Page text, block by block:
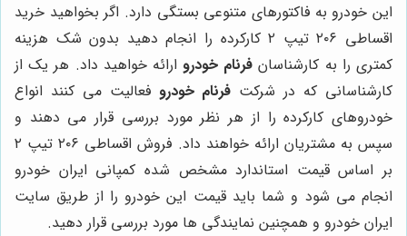
این خودرو به فاکتورهای متنوعی بستگی دارد. اگر بخواهید خرید
اقساطی ۲۰۶ تیپ ۲ کارکرده را انجام دهید بدون شک هزینه
کمتری را به کارشناسان فرنام خودروارائه خواهید داد. هر یک از
کارشناسانی که در شرکت فرنام خودرو فعالیت می ‌کنند انواع
خودروهای کارکرده را از هر نظر مورد بررسی قرار می ‌دهند و
سپس به مشتریان ارائه خواهند داد. فروش اقساطی ۲۰۶ تیپ ۲
بر اساس قیمت استاندارد مشخص شده کمپانی ایران خودرو
انجام می‌ شود و شما باید قیمت این خودرو را از طریق سایت
ایران خودرو و همچنین نمایندگی ها مورد بررسی قرار دهید.